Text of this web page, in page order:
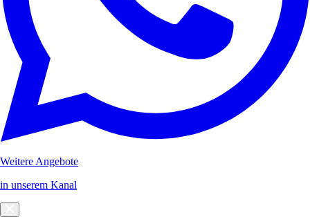
Weitere Angebote
in unserem Kanal